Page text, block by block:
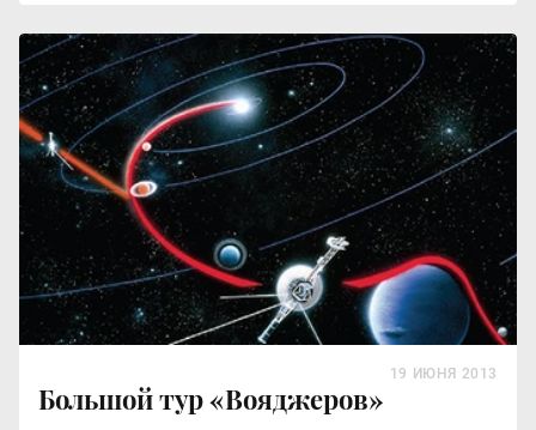
Большой тур «Вояджеров»
19 ИЮНЯ 2013